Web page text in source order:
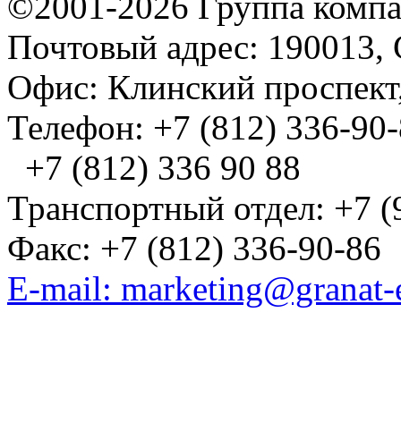
Почтовый адрес: 190013,
Офис: Клинский
Телефон: +7 (812) 336-
+7 (812) 336 90 88
Транспортный отдел: +7
Факс: +7 (812) 336-90-86
E-mail: